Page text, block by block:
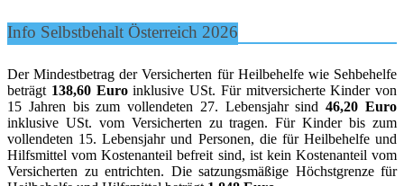
Info Selbstbehalt Österreich 2026
Der Mindestbetrag der Versicherten für Heilbehelfe wie Sehbehelfe
beträgt 138,60 Euroinklusive USt. Für mitversicherte Kinder von
15 Jahren bis zum vollendeten 27. Lebensjahr sind46,20 Euro
inklusive USt. vom Versicherten zu tragen. Für Kinder bis zum
vollendeten 15. Lebensjahr und Personen, die für Heilbehelfe und
Hilfsmittel vom Kostenanteil befreit sind, ist kein Kostenanteil vom
Versicherten zu entrichten. Die satzungsmäßige Höchstgrenze für